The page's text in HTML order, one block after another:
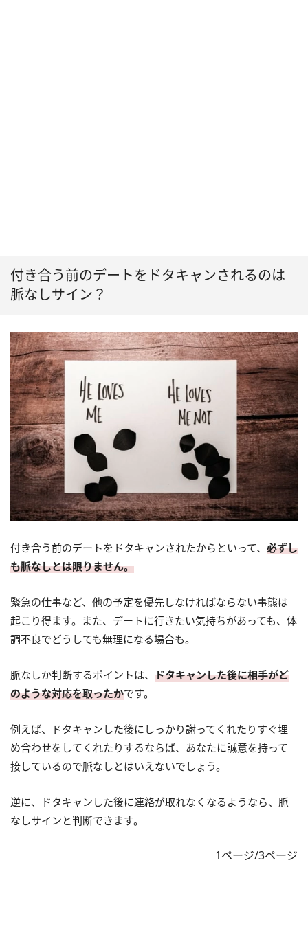
付き合う前のデートをドタキャンされるのは
脈なしサイン？
付き合う前のデートをドタキャンされたからといって、 必ずし
も脈なしとは限りません。
緊急の仕事など、他の予定を優先しなければならない事態は
起こり得ます。また、デートに行きたい気持ちがあっても、体
調不良でどうしても無理になる場合も。
脈なしか判断するポイントは、 ドタキャンした後に相手がど
のような対応を取ったかです。
例えば、ドタキャンした後にしっかり謝ってくれたりすぐ埋
め合わせをしてくれたりするならば、あなたに誠意を持って
接しているので脈なしとはいえないでしょう。
逆に、ドタキャンした後に連絡が取れなくなるようなら、脈
なしサインと判断できます。
1ページ/3ページ